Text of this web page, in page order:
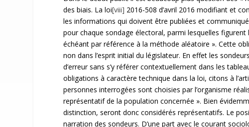
des biais. La loi[viii] 2016-508 d’avril 2016 modifiant et
les informations qui doivent être publiées et
pour chaque sondage électoral, parmi lesquelles
échéant par référence à la méthode aléatoire ». Cette
non dans l’esprit initial du législateur. En effet les
d’erreur sans s’y référer contextuellement dans les
obligations à caractère technique dans la loi, citons à
personnes interrogées sont choisies par l’organisme
représentatif de la population concernée ». Bien
distinction, seront donc considérés représentatifs. Le
narration des sondeurs. D’une part avec le courant